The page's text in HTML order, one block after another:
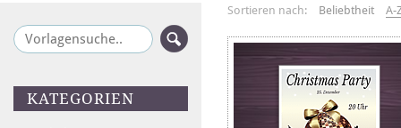
KATEGORIEN
Sortieren nach: Beliebtheit A-